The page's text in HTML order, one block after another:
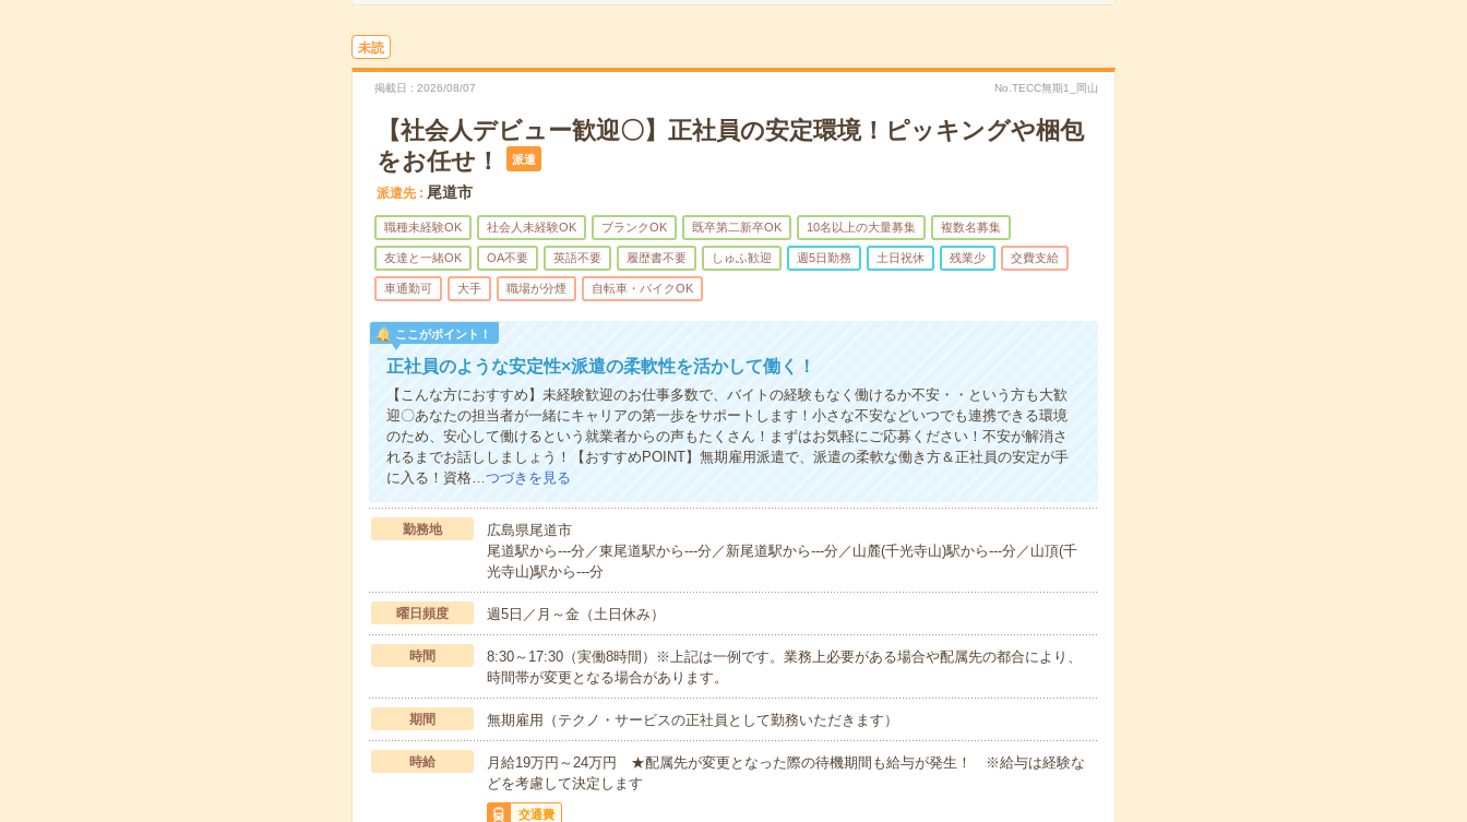
未読
掲載日 2026/08/07 No.TECC無期1_岡山
【社会人デビュー歓迎〇】正社員の安定環境！ピッキングや梱包
をお任せ！
派遣
派遣先 尾道市
職種未経験OK 社会人未経験OK ブランクOK 既卒第二新卒OK 10名以上の大量募集 複数名募集
友達と一緒OK OA不要 英語不要 履歴書不要 しゅふ歓迎 週5日勤務 土日祝休 残業少 交費支給
車通勤可 大手 職場が分煙 自転車・バイクOK
ここがポイント！
正社員のような安定性×派遣の柔軟性を活かして働く！
【こんな方におすすめ】未経験歓迎のお仕事多数で、バイトの経験もなく働けるか不安・・という方も大歓
迎〇あなたの担当者が一緒にキャリアの第一歩をサポートします！小さな不安などいつでも連携できる環境
のため、安心して働けるという就業者からの声もたくさん！まずはお気軽にご応募ください！不安が解消さ
れるまでお話ししましょう！【おすすめPOINT】無期雇用派遣で、派遣の柔軟な働き方＆正社員の安定が手
に入る！資格…つづきを見る
勤務地
広島県尾道市
尾道駅から---分／東尾道駅から---分／新尾道駅から---分／山麓(千光寺山)駅から---分／山頂(千
光寺山)駅から---分
曜日頻度 週5日／月～金（土日休み）
時間
8:30～17:30（実働8時間）※上記は一例です。業務上必要がある場合や配属先の都合により、
時間帯が変更となる場合があります。
期間 無期雇用（テクノ・サービスの正社員として勤務いただきます）
時給
月給19万円～24万円 ★配属先が変更となった際の待機期間も給与が発生！ ※給与は経験な
どを考慮して決定します
交通費